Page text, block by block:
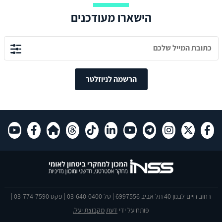
הישארו מעודכנים
הרשמה לניוזלטר
רחוב חיים לבנון 40 תל אביב 6997556 | טל 03-640-0400 | פקס 03-774-7590 |
פותח על ידי דעתמקבוצת יעל.